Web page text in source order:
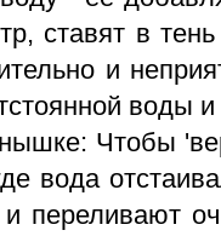
ставят в
и
воды
Чтобы
вода
и переливают